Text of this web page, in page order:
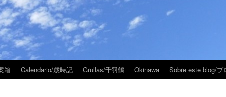
箱 Calendario/歳時記 Grullas/千羽鶴 Okinawa Sobre este blog/ブ